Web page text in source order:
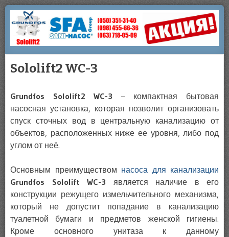
НАСОСЫ
SOLOLIFT
В
КИЕВЕ
Купить
Сололифт
Sololift2 WC-3
Grundfos Sololift2 WC-3 – компактная бытовая
насосная установка, которая позволит организовать
спуск сточных вод в центральную канализацию от
объектов, расположенных ниже ее уровня, либо под
углом от неё.
Основным преимуществом насоса для канализации
Grundfos Sololift WC-3 является наличие в его
конструкции режущего измельчительного механизма,
который не допустит попадание в канализацию
туалетной бумаги и предметов женской гигиены.
Кроме основного унитаза к данному